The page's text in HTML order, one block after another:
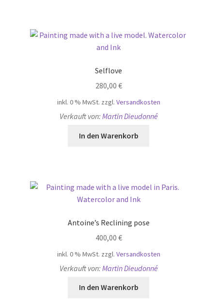
Selflove
280,00 €
inkl. 0 % MwSt. zzgl. Versandkosten
Verkauft von: Martin Dieudonné
In den Warenkorb
Antoine’s Reclining pose
400,00 €
inkl. 0 % MwSt. zzgl. Versandkosten
Verkauft von: Martin Dieudonné
In den Warenkorb